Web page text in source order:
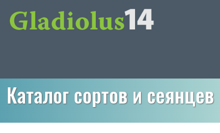
Каталог сортов и сеянцев